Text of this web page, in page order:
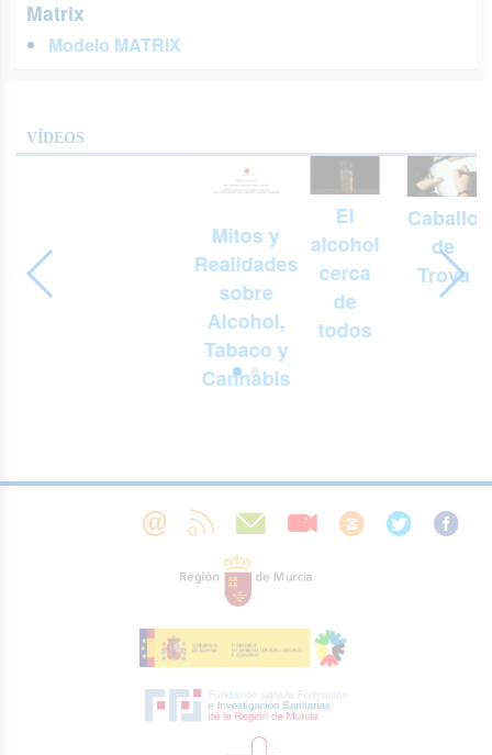
Matrix
Modelo MATRIX
VÍDEOS
Mitos y
Realidades
sobre
Alcohol,
Tabaco y
Cannabis
El
alcohol
cerca
de
todos
Caballo
de
Troya